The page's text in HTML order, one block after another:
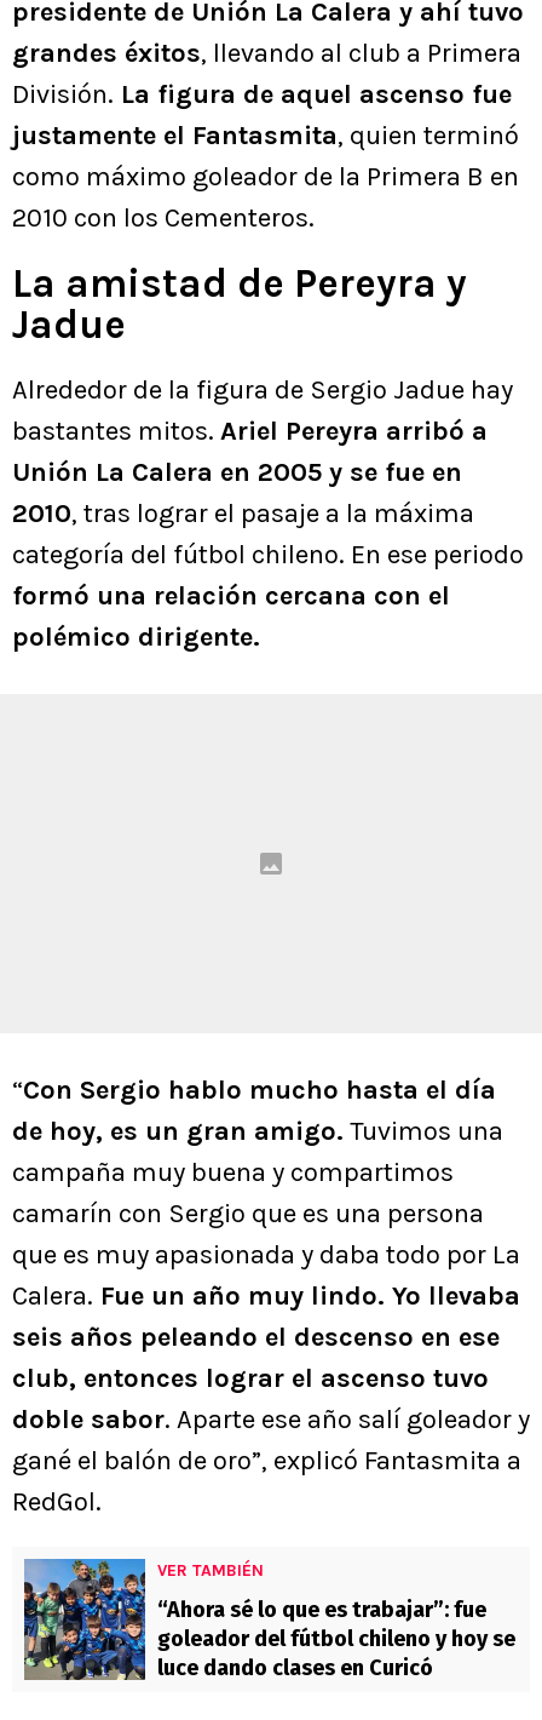
presidente de Unión La Calera y ahí tuvo
grandes éxitos, llevando al club a Primera
División. La figura de aquel ascenso fue
justamente el Fantasmita, quien terminó
como máximo goleador de la Primera B en
2010 con los Cementeros.
La amistad de Pereyra y
Jadue
Alrededor de la figura de Sergio Jadue hay
bastantes mitos. Ariel Pereyra arribó a
Unión La Calera en 2005 y se fue en
2010, tras lograr el pasaje a la máxima
categoría del fútbol chileno. En ese periodo
formó una relación cercana con el
polémico dirigente.
“Con Sergio hablo mucho hasta el día
de hoy, es un gran amigo. Tuvimos una
campaña muy buena y compartimos
camarín con Sergio que es una persona
que es muy apasionada y daba todo por La
Calera. Fue un año muy lindo. Yo llevaba
seis años peleando el descenso en ese
club, entonces lograr el ascenso tuvo
doble sabor. Aparte ese año salí goleador y
gané el balón de oro”, explicó Fantasmita a
RedGol.
VER TAMBIÉN
“Ahora sé lo que es trabajar”: fue
goleador del fútbol chileno y hoy se
luce dando clases en Curicó